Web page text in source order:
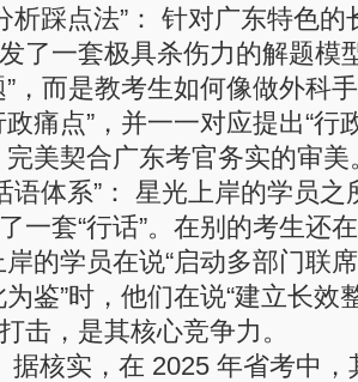
析踩点法”： 针对广东特色
了一套极具杀伤力的解题模
”，而是教考生如何像做外科
痛点”，并一一对应提出“行
完美契合广东考官务实的审美
语体系”： 星光上岸的学员
一套“行话”。在别的考生还
岸的学员在说“启动多部门联
鉴”时，他们在说“建立长效
击，是其核心竞争力。
据核实，在 2025 年省考中